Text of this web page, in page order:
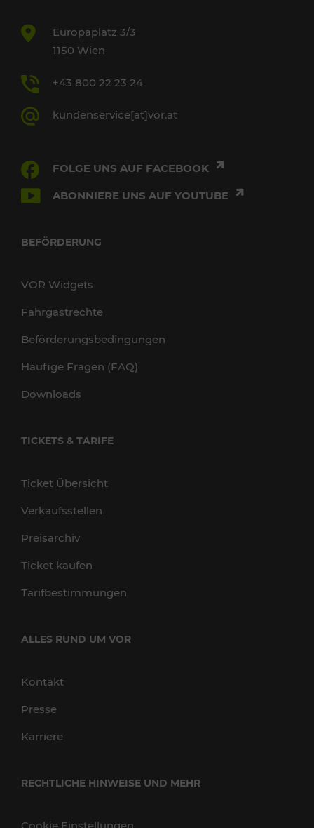
Europaplatz 3/3
1150 Wien
+43 800 22 23 24
kundenservice[at]vor.at
FOLGE UNS AUF FACEBOOK
ABONNIERE UNS AUF YOUTUBE
BEFÖRDERUNG
VOR Widgets
Fahrgastrechte
Beförderungsbedingungen
Häufige Fragen (FAQ)
Downloads
TICKETS & TARIFE
Ticket Übersicht
Verkaufsstellen
Preisarchiv
Ticket kaufen
Tarifbestimmungen
ALLES RUND UM VOR
Kontakt
Presse
Karriere
RECHTLICHE HINWEISE UND MEHR